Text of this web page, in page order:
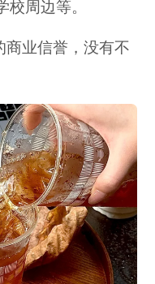
周边等。
业信誉，没有不